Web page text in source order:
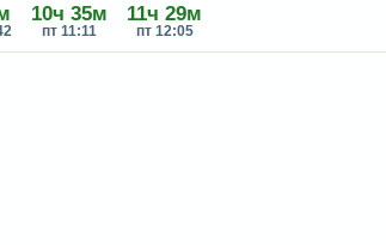
10ч 35м
пт 11:11
11ч 29м
пт 12:05